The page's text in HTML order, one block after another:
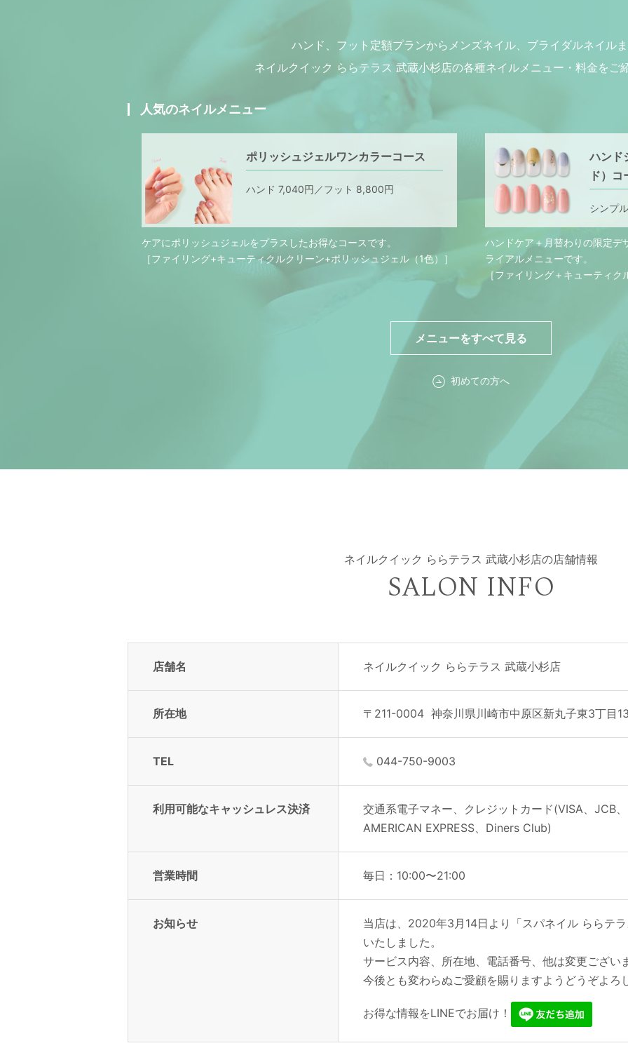
ハンド、フット定額プランからメンズネイル、ブライダルネイルま
ネイルクイック ららテラス 武蔵小杉店の各種ネイルメニュー・料金をご
人気のネイルメニュー
ポリッシュジェルワンカラーコース
ハンド 7,040円／フット 8,800円
ケアにポリッシュジェルをプラスしたお得なコースです。
［ファイリング+キューティクルクリーン+ポリッシュジェル（1色）］
ハンド
ド）コ
シンプ
ハンドケア＋月替わりの限定デ
ライアルメニューです。
［ファイリング＋キューティク
メニューをすべて見る
初めての方へ
ネイルクイック ららテラス 武蔵小杉店の店舗情報
SALON INFO
店舗名 ネイルクイック ららテラス 武蔵小杉店
所在地 〒 211-0004 神奈川県 川崎市中原区新丸子東3丁目
TEL 044-750-9003
利用可能なキャッシュレス決済
交通系電子マネー、クレジットカード(VISA、JCB
AMERICAN EXPRESS、Diners Club)
営業時間 毎日：10:00〜21:00
お知らせ
当店は、2020年3月14日より「スパネイル ららテ
いたしました。
サービス内容、所在地、電話番号、他は変更ござい
今後とも変わらぬご愛顧を賜りますようどうぞよろ
お得な情報をLINEでお届け！